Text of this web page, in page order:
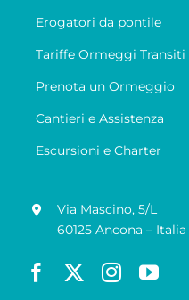
Erogatori da pontile
Tariffe Ormeggi Transiti
Prenota un Ormeggio
Cantieri e Assistenza
Escursioni e Charter
Via Mascino, 5/L
60125 Ancona – Italia